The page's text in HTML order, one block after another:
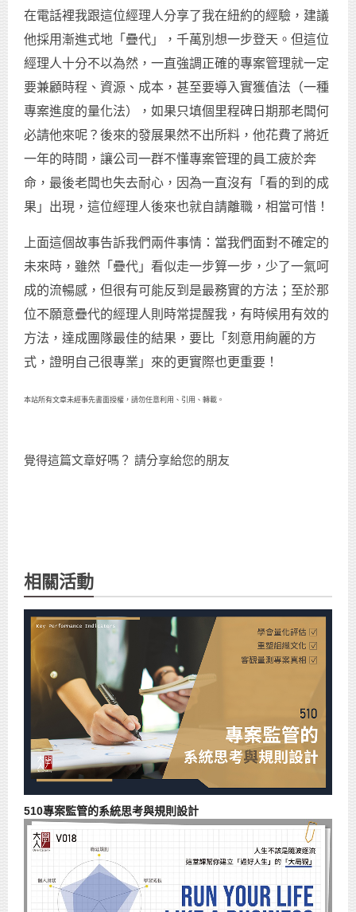
在電話裡我跟這位經理人分享了我在紐約的經驗，建議
他採用漸進式地「疊代」，千萬別想一步登天。但這位
經理人十分不以為然，一直強調正確的專案管理就一定
要兼顧時程、資源、成本，甚至要導入實獲值法（一種
專案進度的量化法），如果只填個里程碑日期那老闆何
必請他來呢？後來的發展果然不出所料，他花費了將近
一年的時間，讓公司一群不懂專案管理的員工疲於奔
命，最後老闆也失去耐心，因為一直沒有「看的到的成
果」出現，這位經理人後來也就自請離職，相當可惜！
上面這個故事告訴我們兩件事情：當我們面對不確定的
未來時，雖然「疊代」看似走一步算一步，少了一氣呵
成的流暢感，但很有可能反到是最務實的方法；至於那
位不願意疊代的經理人則時常提醒我，有時候用有效的
方法，達成團隊最佳的結果，要比「刻意用絢麗的方
式，證明自己很專業」來的更實際也更重要！
本站所有文章未經事先書面授權，請勿任意利用、引用、轉載。
覺得這篇文章好嗎？ 請分享給您的朋友
相關活動
510專案監管的系統思考與規則設計